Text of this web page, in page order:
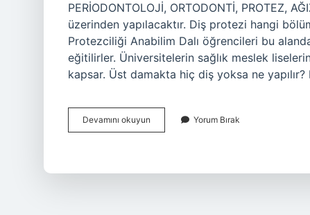
PERİODONTOLOJİ, ORTODONTİ, PROTEZ,
üzerinden yapılacaktır. Diş protezi hangi
Protezciliği Anabilim Dalı öğrencileri bu
eğitilirler. Üniversitelerin sağlık meslek
kapsar. Üst damakta hiç diş yoksa ne
Devamını okuyun
Için
Yorum Bırak